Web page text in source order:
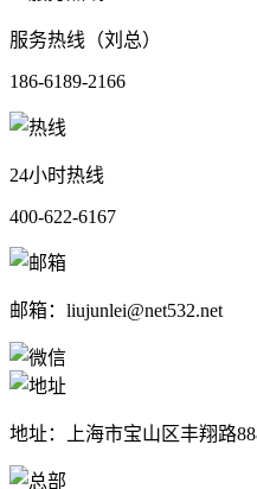
服务热线（刘总）
186-6189-2166
24小时热线
400-622-6167
邮箱：liujunlei@net532.net
地址：上海市宝山区丰翔路